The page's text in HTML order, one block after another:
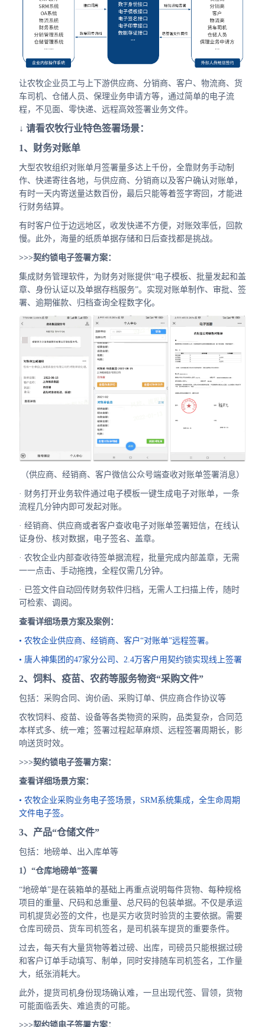
让农牧企业员工与上下游供应商、分销商、客户、物流商、货
车司机、仓储人员、保理业务申请方等，通过简单的电子流
程，不见面、零快递、远程高效签署业务文件。
↓ 请看农牧行业特色签署场景：
1、财务对账单
大型农牧组织对账单月签署量多达上千份，全靠财务手动制
作、快递寄往各地，与供应商、分销商以及客户确认对账单，
有时一天内寄送量达数百份，最后只能等着签字寄回，才能进
行财务结算。
有时客户位于边远地区，收发快递不方便，对账效率低，回款
慢。此外，海量的纸质单据存储和日后查找都是挑战。
>>>契约锁电子签署方案：
集成财务管理软件，为财务对账提供“电子模板、批量发起和盖
章、身份认证以及单据存档服务”。实现对账单制作、审批、签
署、逾期催款、归档查询全程数字化。
（供应商、经销商、客户微信公众号端查收对账单签署消息）
· 财务打开业务软件通过电子模板一键生成电子对账单，一条
流程几分钟内即可发起对账。
· 经销商、供应商或者客户查收电子对账单签署短信，在线认
证身份、核对数据，电子签名、盖章。
· 农牧企业内部查收待签单据流程，批量完成内部盖章，无需
一一点击、手动拖拽，全程仅需几分钟。
· 已签文件自动回传财务软件归档，无需人工扫描上传，随时
可检索、调阅。
查看详细场景方案及案例：
• 农牧企业供应商、经销商、客户“对账单”远程签署。
• 唐人神集团的47家分公司、2.4万客户用契约锁实现线上签署
2、饲料、疫苗、农药等服务物资“采购文件”
包括：采购合同、询价函、采购订单、供应商合作协议等
农牧饲料、疫苗、设备等各类物资的采购，品类复杂，合同范
本样式多、统一难；签署过程起草麻烦、远程签署周期长，影
响送货时效。
>>>契约锁电子签署方案：
查看详细场景方案：
• 农牧企业采购业务电子签场景，SRM系统集成，全生命周期
文件电子签。
3、产品“仓储文件”
包括：地磅单、出入库单等
1）“仓库地磅单”签署
“地磅单”是在装箱单的基础上再重点说明每件货物、每种规格
项目的重量、尺码和总重量、总尺码的包装单据。不仅是承运
司机提货必签的文件，也是买方收货时验货的主要依据。需要
仓库司磅员、货车司机签名，是司机装车提货的重要条件。
过去，每天有大量货物等着过磅、出库，司磅员只能根据过磅
和客户订单手动填写、制单，同时安排随车司机签名，工作量
大，纸张消耗大。
此外，提货司机身份现场确认难，一旦出现代签、冒领，货物
可能面临丢失、难追责的可能。
>>>契约锁电子签署方案：